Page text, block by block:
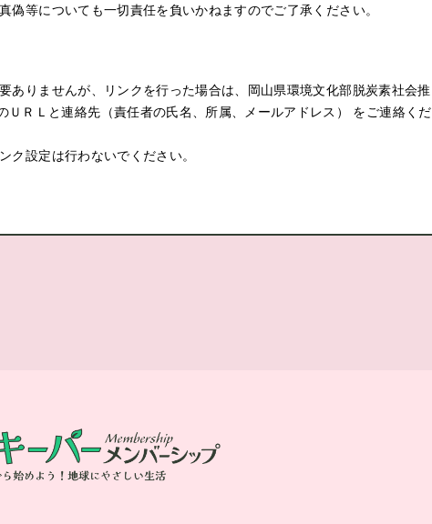
等についても一切責任を負いかねますのでご了承ください。
りませんが、リンクを行った場合は、岡山県環境文化部脱炭素社会推
ＲＬと連絡先（責任者の氏名、所属、メールアドレス） をご連絡くだ
設定は行わないでください。